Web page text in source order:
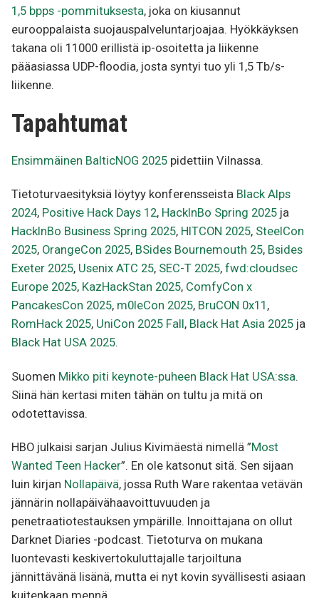
1,5 bpps -pommituksesta, joka on kiusannut
eurooppalaista suojauspalveluntarjoajaa. Hyökkäyksen
takana oli 11000 erillistä ip-osoitetta ja liikenne
pääasiassa UDP-floodia, josta syntyi tuo yli 1,5 Tb/s-
liikenne.
Tapahtumat
Ensimmäinen BalticNOG 2025 pidettiin Vilnassa.
Tietoturvaesityksiä löytyy konferensseista Black Alps
2024, Positive Hack Days 12, HackInBo Spring 2025 ja
HackInBo Business Spring 2025, HITCON 2025, SteelCon
2025, OrangeCon 2025, BSides Bournemouth 25, Bsides
Exeter 2025, Usenix ATC 25, SEC-T 2025, fwd:cloudsec
Europe 2025, KazHackStan 2025, ComfyCon x
PancakesCon 2025, m0leCon 2025, BruCON 0x11 ,
RomHack 2025, UniCon 2025 Fall , Black Hat Asia 2025 ja
Black Hat USA 2025.
Suomen Mikko piti keynote-puheen Black Hat USA:ssa.
Siinä hän kertasi miten tähän on tultu ja mitä on
odotettavissa.
HBO julkaisi sarjan Julius Kivimäestä nimellä ”Most
Wanted Teen Hacker”. En ole katsonut sitä. Sen sijaan
luin kirjan Nollapäivä, jossa Ruth Ware rakentaa vetävän
jännärin nollapäivähaavoittuvuuden ja
penetraatiotestauksen ympärille. Innoittajana on ollut
Darknet Diaries -podcast. Tietoturva on mukana
luontevasti keskivertokuluttajalle tarjoiltuna
jännittävänä lisänä, mutta ei nyt kovin syvällisesti asiaan